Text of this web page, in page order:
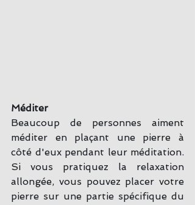
Méditer
Beaucoup de personnes aiment
méditer en plaçant une pierre à
côté d'eux pendant leur méditation.
Si vous pratiquez la relaxation
allongée, vous pouvez placer votre
pierre sur une partie spécifique du